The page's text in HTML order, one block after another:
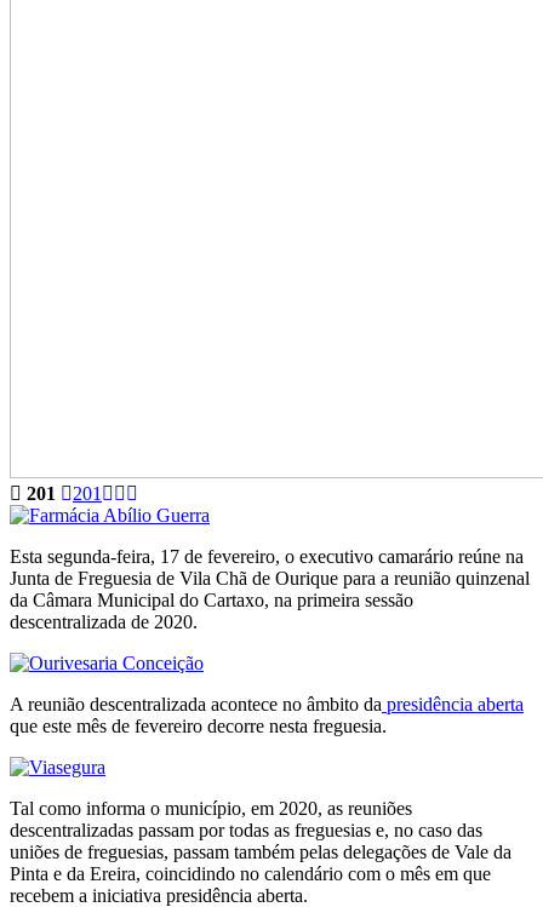
201 201
Esta segunda-feira, 17 de fevereiro, o executivo camarário reúne na
Junta de Freguesia de Vila Chã de Ourique para a reunião quinzenal
da Câmara Municipal do Cartaxo, na primeira sessão
descentralizada de 2020.
A reunião descentralizada acontece no âmbito da presidência aberta
que este mês de fevereiro decorre nesta freguesia.
Tal como informa o município, em 2020, as reuniões
descentralizadas passam por todas as freguesias e, no caso das
uniões de freguesias, passam também pelas delegações de Vale da
Pinta e da Ereira, coincidindo no calendário com o mês em que
recebem a iniciativa presidência aberta.